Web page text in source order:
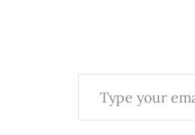
Type your email…